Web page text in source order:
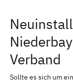
Verband
Sollte es sich um